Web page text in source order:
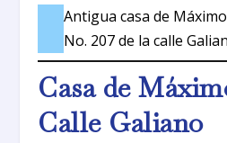
Antigua casa de
No. 207 de la calle
Casa de
Calle Galiano